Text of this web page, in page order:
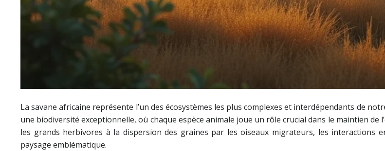
La savane africaine représente l’un des écosystèmes les plus complexes et interdépendants de
une biodiversité exceptionnelle, où chaque espèce animale joue un rôle crucial dans le maintien
les grands herbivores à la dispersion des graines par les oiseaux migrateurs, les interactions
paysage emblématique.